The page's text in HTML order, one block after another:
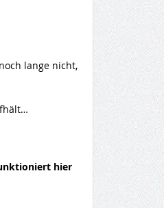
lange nicht,
hier